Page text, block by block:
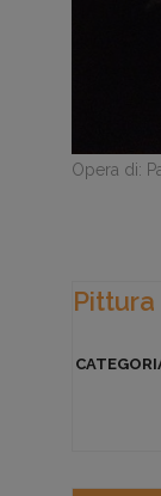
Opera di:
Pittura